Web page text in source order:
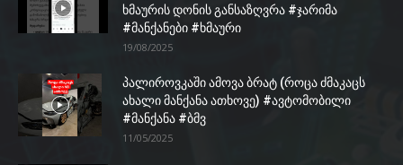
ხმაურის დონის განსაზღვრა #ჯარიმა
#მანქანები #ხმაური
19/08/2025
პალიროვკაში ამოვა ბრატ (როცა ძმაკაცს
ახალი მანქანა ათხოვე) #ავტომობილი
#მანქანა #ბმვ
11/05/2025